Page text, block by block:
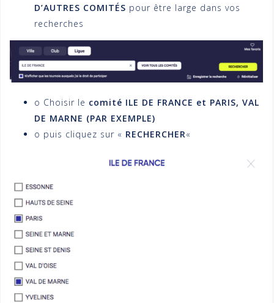
D’AUTRES COMITÉS pour être large dans vos
recherches
o Choisir le comité ILE DE FRANCE et PARIS, VAL
DE MARNE (PAR EXEMPLE)
o puis cliquez sur « RECHERCHER«